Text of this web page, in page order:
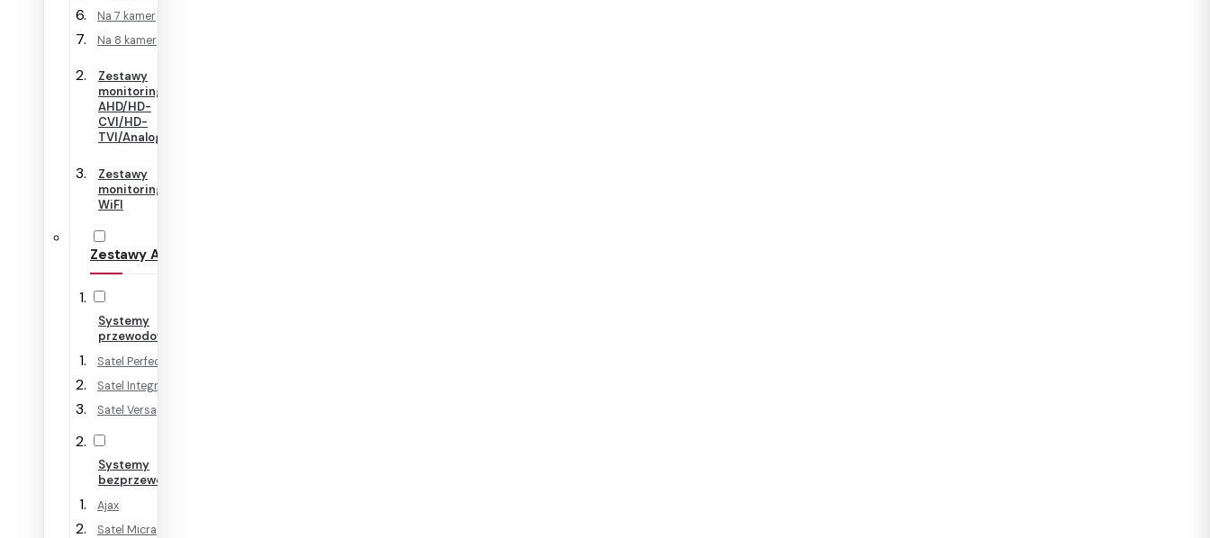
Na 7 kamer
Na 8 kamer
Zestawy
monitoringu
AHD/HD-
CVI/HD-
TVI/Analog
Zestawy
monitoringu
WiFI
Zestawy Alarmowe
Systemy
przewodowe
Satel Perfecta
Satel Integra
Satel Versa
Systemy
bezprzewodowe
Ajax
Satel Micra